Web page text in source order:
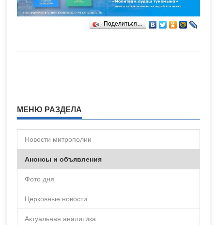
Поделиться…
МЕНЮ РАЗДЕЛА
Новости митрополии
Анонсы и объявления
Фото дня
Церковные новости
Актуальная аналитика